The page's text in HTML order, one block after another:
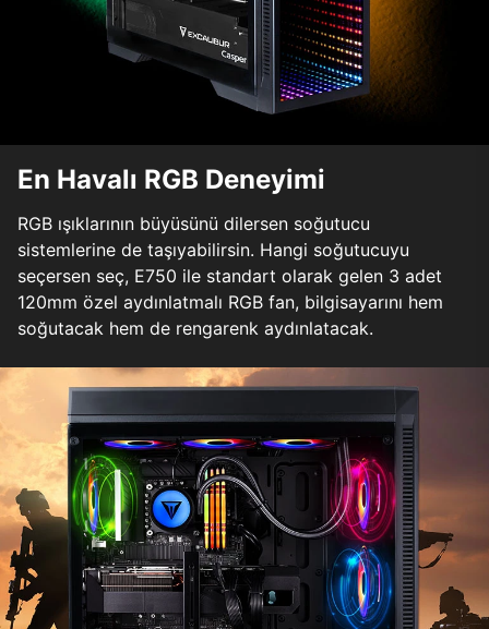
En Havalı RGB Deneyimi
RGB ışıklarının büyüsünü dilersen soğutucu
sistemlerine de taşıyabilirsin. Hangi soğutucuyu
seçersen seç, E750 ile standart olarak gelen 3 adet
120mm özel aydınlatmalı RGB fan, bilgisayarını hem
soğutacak hem de rengarenk aydınlatacak.